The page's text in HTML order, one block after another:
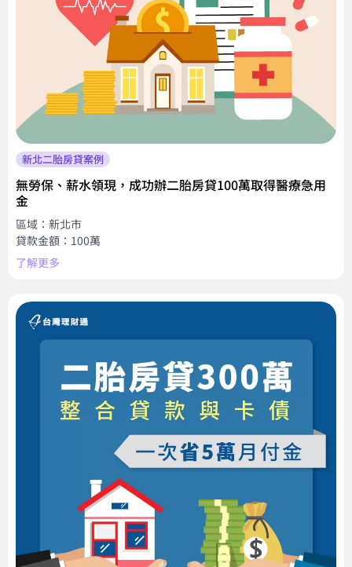
新北二胎房貸案例
無勞保、薪水領現，成功辦二胎房貸100萬取得醫療急用
金
區域：新北市
貸款金額：100萬
了解更多